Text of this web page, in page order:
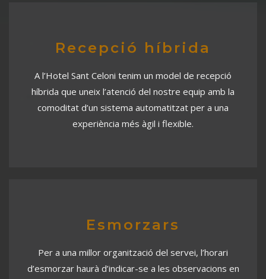
híbrida que uneix l’atenció del nostre equip amb la
experiència més àgil i flexible.
d’esmorzar haurà d’indicar-se a les observacions en
Si no l’ha contractat en el moment de la reserva, podrà